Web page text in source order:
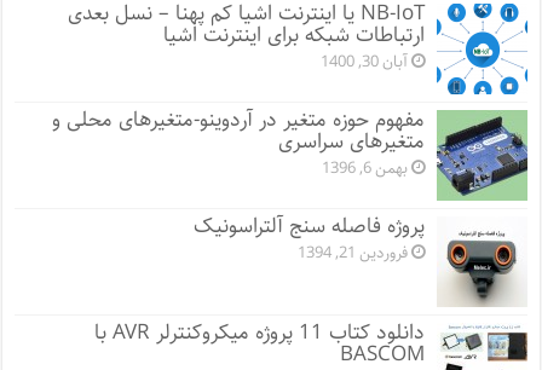
NB-IoT یا اینترنت اشیا کم پهنا – نسل بعدی
ارتباطات شبکه برای اینترنت اشیا
آبان 30, 1400
مفهوم حوزه متغیر در آردوینو-متغیرهای محلی و
متغیرهای سراسری
بهمن 6, 1396
پروژه فاصله سنج آلتراسونیک
فروردین 21, 1394
دانلود کتاب 11 پروژه میکروکنترلر AVR با
BASCOM